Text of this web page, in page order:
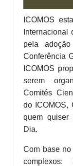
ICOMOS
pela
Conferência
ICOMOS
serem
Comités
do ICOMOS,
quem quiser
Dia.
Com base no
complexos: